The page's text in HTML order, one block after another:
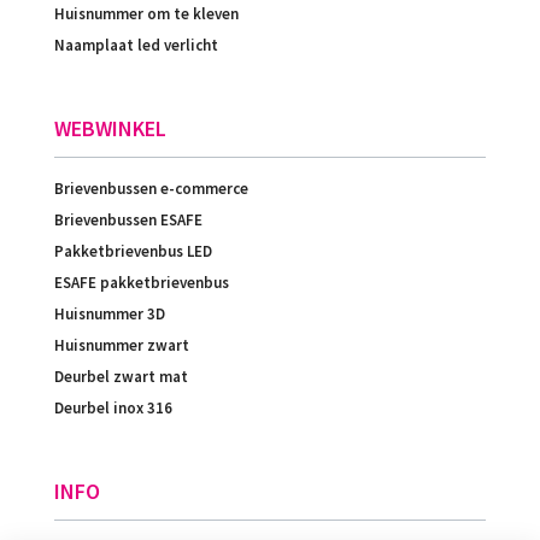
Huisnummer om te kleven
Naamplaat led verlicht
WEBWINKEL
Brievenbussen e-commerce
Brievenbussen ESAFE
Pakketbrievenbus LED
ESAFE pakketbrievenbus
Huisnummer 3D
Huisnummer zwart
Deurbel zwart mat
Deurbel inox 316
INFO